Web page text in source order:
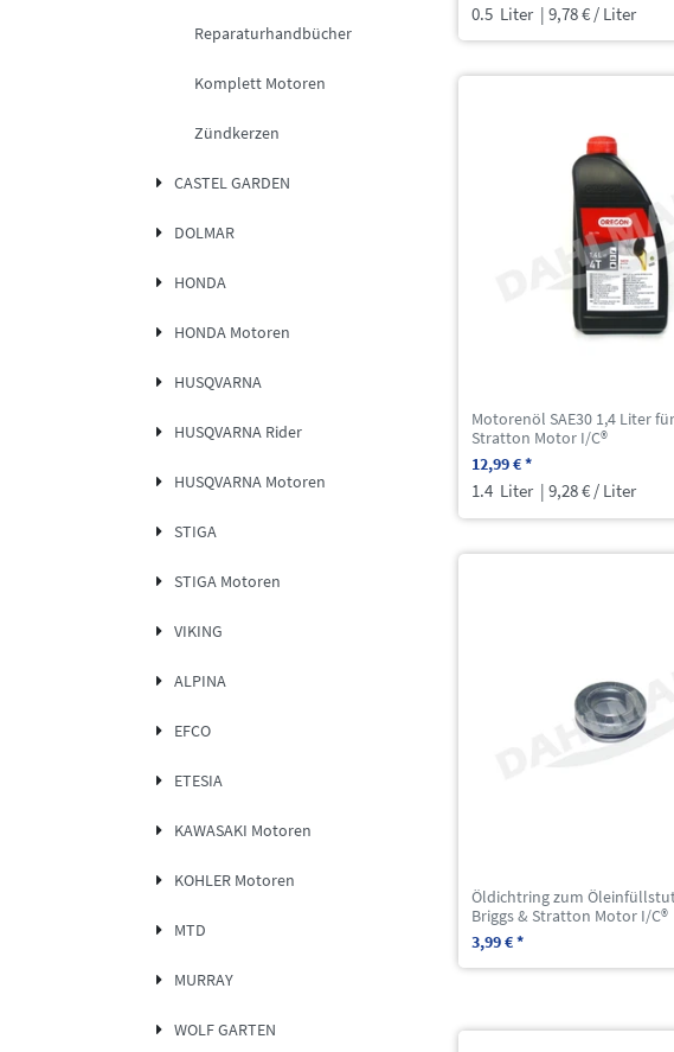
Reparaturhandbücher
Komplett Motoren
Zündkerzen
CASTEL GARDEN
DOLMAR
HONDA
HONDA Motoren
HUSQVARNA
HUSQVARNA Rider
HUSQVARNA Motoren
STIGA
STIGA Motoren
VIKING
ALPINA
EFCO
ETESIA
KAWASAKI Motoren
KOHLER Motoren
MTD
MURRAY
WOLF GARTEN
0.5 Liter | 9,78 € / Liter
Motorenöl SAE30 1,4 Liter
Stratton Motor I/C®
12,99 € *
1.4 Liter | 9,28 € / Liter
Öldichtring zum
Briggs & Stratton Motor I/C®
3,99 € *